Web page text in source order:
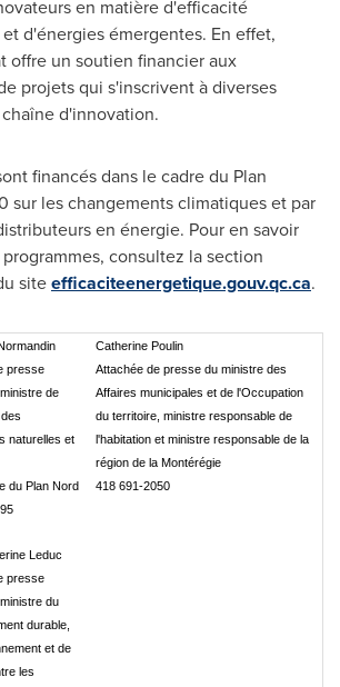
en matière d'efficacité
d'énergies émergentes. En effet,
offre un soutien financier aux
projets qui s'inscrivent à diverses
d'innovation.
financés dans le cadre du Plan
sur les changements climatiques et par
en énergie. Pour en savoir
consultez la section
siteefficaciteenergetique.gouv.qc.ca.
presse
de
naturelles et
du Plan Nord
Catherine Poulin
Attachée de presse du ministre des
Affaires municipales et de l'Occupation
du territoire, ministre responsable de
l'habitation et ministre responsable de la
région de la Montérégie
418 691-2050
Leduc
presse
du
durable,
et de
les